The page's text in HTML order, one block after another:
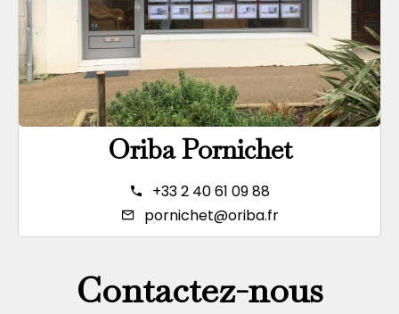
Oriba Pornichet
+33 2 40 61 09 88
pornichet@oriba.fr
Contactez-nous